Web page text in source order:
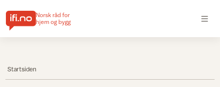
Norsk råd for
hjem og bygg
Startsiden